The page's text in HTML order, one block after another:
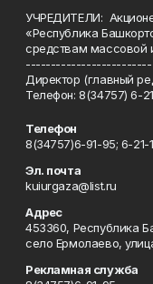
УЧРЕДИТЕЛИ:
«Республика
средствам массовой
Директор (главный
Телефон: 8(34757) 6-
Телефон
8(34757)6-91-95; 6-21-
Эл. почта
kuiurgaza@list.ru
Адрес
453360, Республика
село Ермолаево,
Рекламная служба